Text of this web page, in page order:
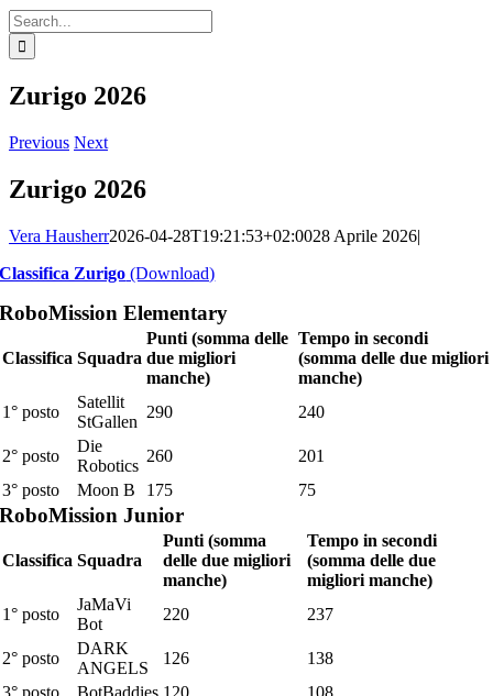
Search
for:
Zurigo 2026
Previous Next
Zurigo 2026
Vera Hausherr2026-04-28T19:21:53+02:0028 Aprile 2026|
Classifica Zurigo (Download)
RoboMission Elementary
Classifica Squadra
Punti (somma delle
due migliori
manche)
Tempo in secondi
(somma delle due migliori
manche)
1° posto
Satellit
StGallen
290 240
2° posto
Die
Robotics
260
201
3° posto
Moon B 175 75
RoboMission Junior
Classifica Squadra
Punti (somma
delle due migliori
manche)
Tempo in secondi
(somma delle due
migliori manche)
1° posto
JaMaVi
Bot
220 237
2° posto
DARK
ANGELS
126
138
3° posto
BotBaddies 120 108